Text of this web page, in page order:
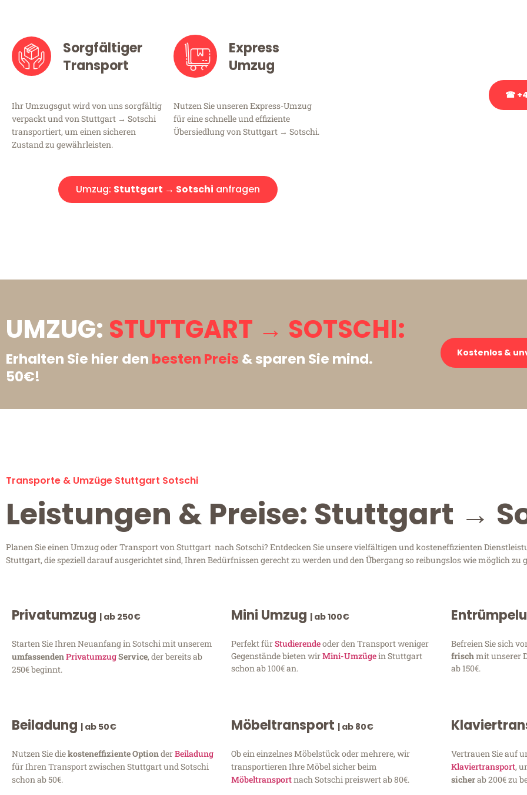
Sorgfältiger
Transport
Ihr Umzugsgut wird von uns sorgfältig
verpackt und von Stuttgart → Sotschi
transportiert, um einen sicheren
Zustand zu gewährleisten.
Express
Umzug
Nutzen Sie unseren Express-Umzug
für eine schnelle und effiziente
Übersiedlung von Stuttgart → Sotschi.
Umzug: Stuttgart → Sotschi anfragen
☎
UMZUG: STUTTGART → SOTSCHI:
Erhalten Sie hier den besten Preis & sparen Sie mind.
50€!
Kostenlos &
Transporte & Umzüge Stuttgart Sotschi
Leistungen & Preise: Stuttgart →
Planen Sie einen Umzug oder Transport von Stuttgart nach Sotschi? Entdecken Sie unsere vielfältigen und kosteneffizienten
Stuttgart, die speziell darauf ausgerichtet sind, Ihren Bedürfnissen gerecht zu werden und den Übergang so reibungslos wie möglich zu
Privatumzug | ab 250€
Starten Sie Ihren Neuanfang in Sotschi mit unserem
umfassendenPrivatumzugService, der bereits ab
250€ beginnt.
Mini Umzug | ab 100€
Perfekt fürStudierendeoder den Transport weniger
Gegenstände bieten wirMini-Umzügein Stuttgart
schon ab 100€ an.
Befreien Sie sich
frischmit unserer
ab 150€.
Beiladung | ab 50€
Nutzen Sie diekosteneffiziente OptionderBeiladung
für Ihren Transport zwischen Stuttgart und Sotschi
schon ab 50€.
Möbeltransport | ab 80€
Ob ein einzelnes Möbelstück oder mehrere, wir
transportieren Ihre Möbel sicher beim
Möbeltransportnach Sotschi preiswert ab 80€.
Vertrauen Sie auf
Klaviertransport,
sicherab 200€ zu